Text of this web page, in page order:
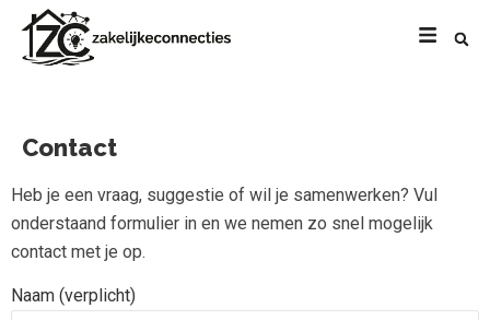
Contact
Heb je een vraag, suggestie of wil je samenwerken? Vul
onderstaand formulier in en we nemen zo snel mogelijk
contact met je op.
Naam (verplicht)